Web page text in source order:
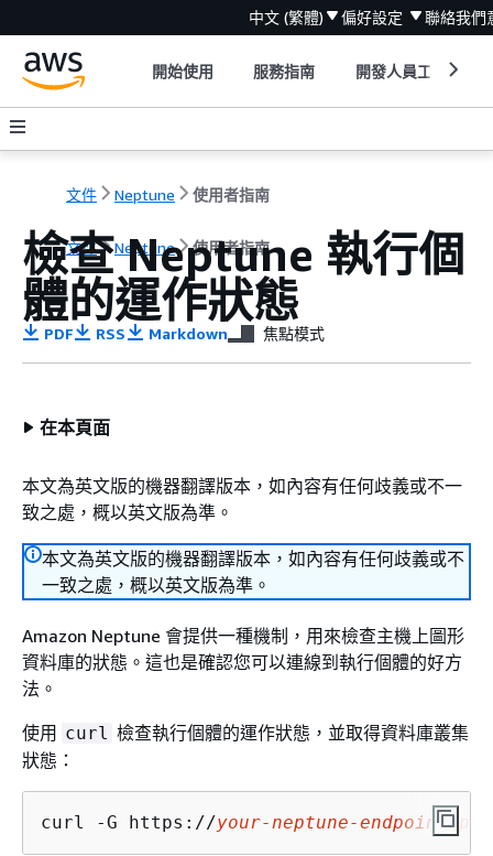
中文 (繁體) 偏好設定 聯絡我們
開始使用 服務指南 開發人員工具
文件 Neptune 使用者指南
文件 Neptune 使用者指南
檢查 Neptune 執行個
體的運作狀態
PDF RSS Markdown 焦點模式
在本頁面
本文為英文版的機器翻譯版本，如內容有任何歧義或不一
致之處，概以英文版為準。
本文為英文版的機器翻譯版本，如內容有任何歧義或不
一致之處，概以英文版為準。
Amazon Neptune 會提供一種機制，用來檢查主機上圖形
資料庫的狀態。這也是確認您可以連線到執行個體的好方
法。
使用 curl 檢查執行個體的運作狀態，並取得資料庫叢集
狀態：
curl -G https://your-neptune-endpoint: